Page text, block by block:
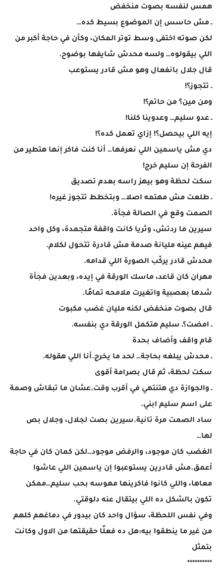
همس لنفسه بصوت منخفض
ـ مش حاسس إن الموضوع بسيط كده…
لكن صوته اختفى وسط توتر المكان، وكأن في حاجة أكبر من
اللي بيقولوه… ولسه محدش شايفها بوضوح.
قال جلال بانفعال وهو مش قادر يستوعب
ـ تتجوز؟!
ومن مين؟ من حاتم؟!
ـ عدو سليم… وعدوينا كلنا!
إيه اللي بيحصل؟! إزاي تعمل كده؟!
دي مش ياسمين اللي نعرفها… أنا كنت فاكر إنها هتطير من
الفرحة إن سليم خرج!
سكت لحظة وهو بيهز راسه بعدم تصديق
ـ طلعت مش مهتمه اصلا… وبتخطط تتجوز غيره!
الصمت وقع في الصالة فجأة.
سيرين ما ردتش، وثريا كانت واقفة متجمدة، وكل واحد
فيهم عينه مليانة صدمة مش قادرة تتحول لكلام.
محدش قادر يركّب الصورة اللي قدامه.
مهران كان قاعد، ماسك الورقة في إيده، وبعدين فجأة
شدها بعصبية واتغيرت ملامحه تمامًا.
قال بصوت منخفض لكنه مليان غضب مكبوت
ـ امضت؟ـ سليم هتكمل الورقة دي بنفسه.
قام واقف وأضاف بحدة
ـ محدش يبلغه بحاجة… لحد ما يخرج.أنا اللي هقوله.
سكت لحظة، ثم قال بصرامة أقوى
ـ والجوازة دي هتنتهي في أقرب وقت.عشان ما تبقاش وصمة
على اسم سليم ابني.
ساد الصمت مرة تانية.سيرين بصت لجلال، وجلال بص
لها…
الغضب كان موجود، والرفض موجود…لكن كمان كان في حاجة
أعمق.مش قادرين يستوعبوا إن ياسمين اللي عاشوا
معاها، واللي كانوا فاكرينها مهوسه بحب سليم…ممكن
تكون بالشكل ده اللي بيتقال عنه دلوقتي.
وفي نفس اللحظة، سؤال واحد كان بيدور في دماغهم كلهم
من غير ما ينطقوا بيه:هل ده فعلًا حقيقتها من الاول وكانت
بتمثل
**********